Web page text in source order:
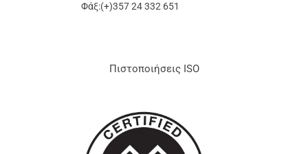
Φάξ:(+)357 24 332 651
Πιστοποιήσεις ISO